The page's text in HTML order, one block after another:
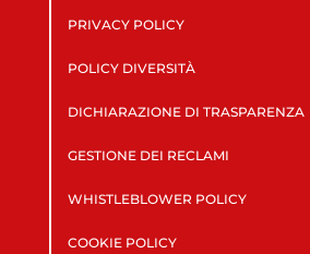
PRIVACY POLICY
POLICY DIVERSITÀ
DICHIARAZIONE DI TRASPARENZA
GESTIONE DEI RECLAMI
WHISTLEBLOWER POLICY
COOKIE POLICY